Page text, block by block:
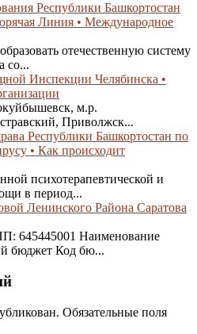
Республики Башкортостан
Линия • Международное
отечественную систему
со...
Инспекции Челябинска •
м.р.
Приволжск...
Республики Башкортостан по
• Как происходит
психотерапевтической и
в период...
Ленинского Района Саратова
645445001 Наименование
бюджет Код бю...
Обязательные поля